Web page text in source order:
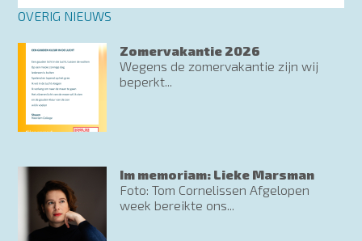
OVERIG NIEUWS
Zomervakantie 2026
Wegens de zomervakantie zijn wij
beperkt...
Im memoriam: Lieke Marsman
Foto: Tom Cornelissen Afgelopen
week bereikte ons...